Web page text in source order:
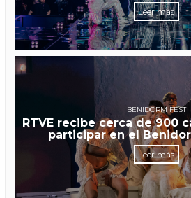
Leer más
BENIDORM FEST
RTVE recibe cerca de 900
participar en el
Leer más